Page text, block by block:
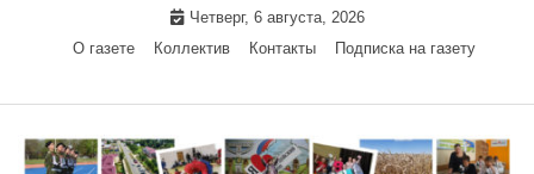
Четверг, 6 августа, 2026
О газете
Коллектив Контакты Подписка на газету